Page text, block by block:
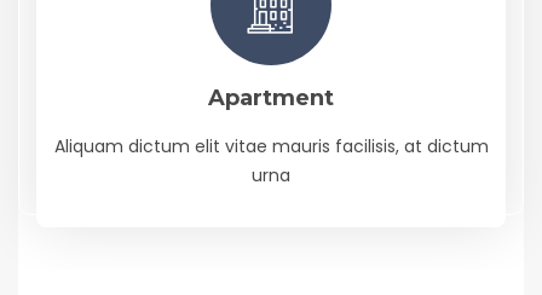
Apartment
Aliquam dictum elit vitae mauris facilisis, at dictum
urna